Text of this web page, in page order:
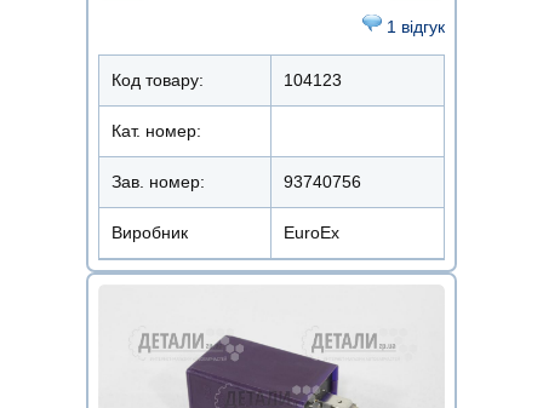
1 відгук
Код товару: 104123
Кат. номер:
Зав. номер: 93740756
Виробник EuroEx